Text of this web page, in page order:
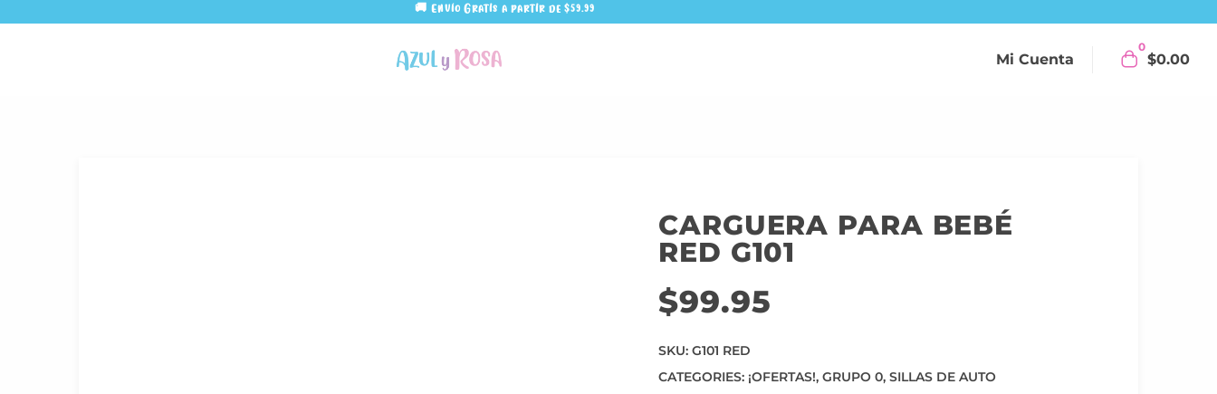
🚚 Envío Gratis a partir de $59.99
Mi Cuenta
0
$0.00
CARGUERA PARA BEBÉ
RED G101
$99.95
SKU: G101 RED
CATEGORIES: ¡OFERTAS!, GRUPO 0, SILLAS DE AUTO